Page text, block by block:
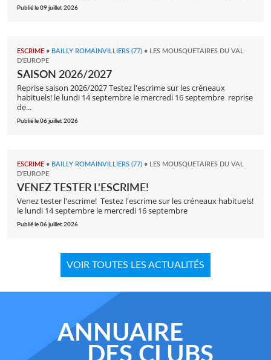
Publié le 09 juillet 2026
ESCRIME • BAILLY ROMAINVILLIERS (77) • LES MOUSQUETAIRES DU VAL
D'EUROPE
SAISON 2026/2027
Reprise saison 2026/2027 Testez l'escrime sur les créneaux
habituels! le lundi 14 septembre le mercredi 16 septembre reprise
de...
Publié le 06 juillet 2026
ESCRIME • BAILLY ROMAINVILLIERS (77) • LES MOUSQUETAIRES DU VAL
D'EUROPE
VENEZ TESTER L'ESCRIME!
Venez tester l'escrime! Testez l'escrime sur les créneaux habituels!
le lundi 14 septembre le mercredi 16 septembre
Publié le 06 juillet 2026
VOIR TOUTES LES ACTUALITÉS
ANNUAIRE
DES CLUBS